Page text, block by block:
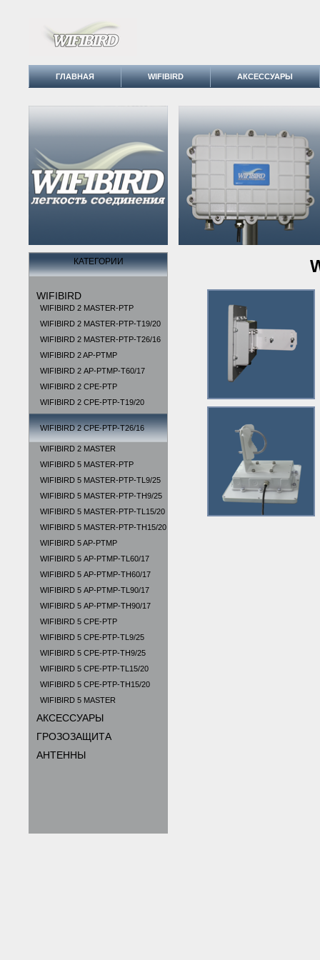
ГЛАВНАЯ WIFIBIRD АКСЕССУАРЫ
КАТЕГОРИИ
WIFIBIRD
WIFIBIRD 2 MASTER-PTP
WIFIBIRD 2 MASTER-PTP-T19/20
WIFIBIRD 2 MASTER-PTP-T26/16
WIFIBIRD 2 AP-PTMP
WIFIBIRD 2 АР-PTMP-T60/17
WIFIBIRD 2 CPE-PTP
WIFIBIRD 2 CPE-PTP-T19/20
WIFIBIRD 2 CPE-PTP-T26/16
WIFIBIRD 2 MASTER
WIFIBIRD 5 MASTER-PTP
WIFIBIRD 5 MASTER-PTP-TL9/25
WIFIBIRD 5 MASTER-PTP-TН9/25
WIFIBIRD 5 MASTER-PTP-TL15/20
WIFIBIRD 5 MASTER-PTP-TH15/20
WIFIBIRD 5 AP-PTMP
WIFIBIRD 5 АР-PTMP-TL60/17
WIFIBIRD 5 АР-PTMP-TH60/17
WIFIBIRD 5 АР-PTMP-TL90/17
WIFIBIRD 5 АР-PTMP-TH90/17
WIFIBIRD 5 CPE-PTP
WIFIBIRD 5 CPE-PTP-TL9/25
WIFIBIRD 5 CPE-PTP-TH9/25
WIFIBIRD 5 CPE-PTP-TL15/20
WIFIBIRD 5 CPE-PTP-TH15/20
WIFIBIRD 5 MASTER
АКСЕССУАРЫ
ГРОЗОЗАЩИТА
АНТЕННЫ